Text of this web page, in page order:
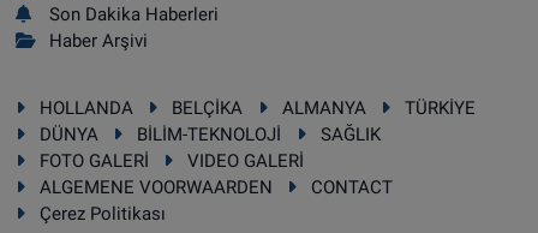
Son Dakika Haberleri
Haber Arşivi
HOLLANDA BELÇİKA ALMANYA
TÜRKİYE
DÜNYA
BİLİM-TEKNOLOJİ
SAĞLIK
FOTO GALERİ
VIDEO GALERİ
ALGEMENE VOORWAARDEN
CONTACT
Çerez Politikası